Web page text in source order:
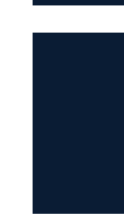
Uso de
del
y la